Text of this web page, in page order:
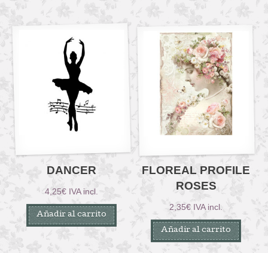
DANCER
4,25€ IVA incl.
Añadir al carrito
FLOREAL PROFILE
ROSES
2,35€ IVA incl.
Añadir al carrito